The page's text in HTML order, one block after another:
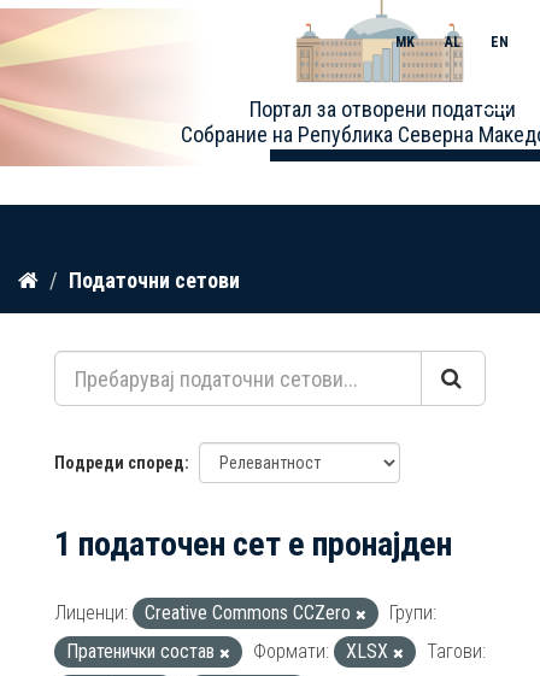
Прескокнете
содржина
Портал за отворени податоци
Собрание на Република Северна
MK AL EN
Toggle
Податочни сетови
Подреди според
1 податочен сет е пронајден
Лиценци: Creative Commons CCZero
Групи:
Пратенички состав
Формати: XLSX
Тагови: